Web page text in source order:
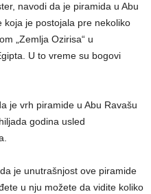
navodi da je piramida u Abu
koja je postojala pre nekoliko
„Zemlja Ozirisa“ u
U to vreme su bogovi
je vrh piramide u Abu Ravašu
godina usled
je unutrašnjost ove piramide
u nju možete da vidite koliko